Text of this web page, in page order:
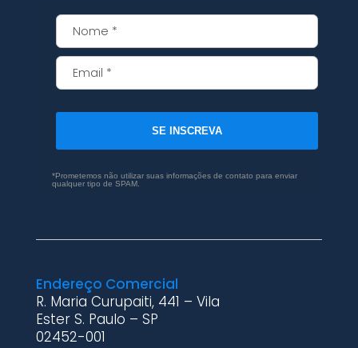
SE INSCREVA
*Prometemos não utilizar suas informações de contato para enviar
qualquer tipo de SPAM.
Endereço Comercial
R. Maria Curupaiti, 441 – Vila
Ester S. Paulo – SP
02452-001